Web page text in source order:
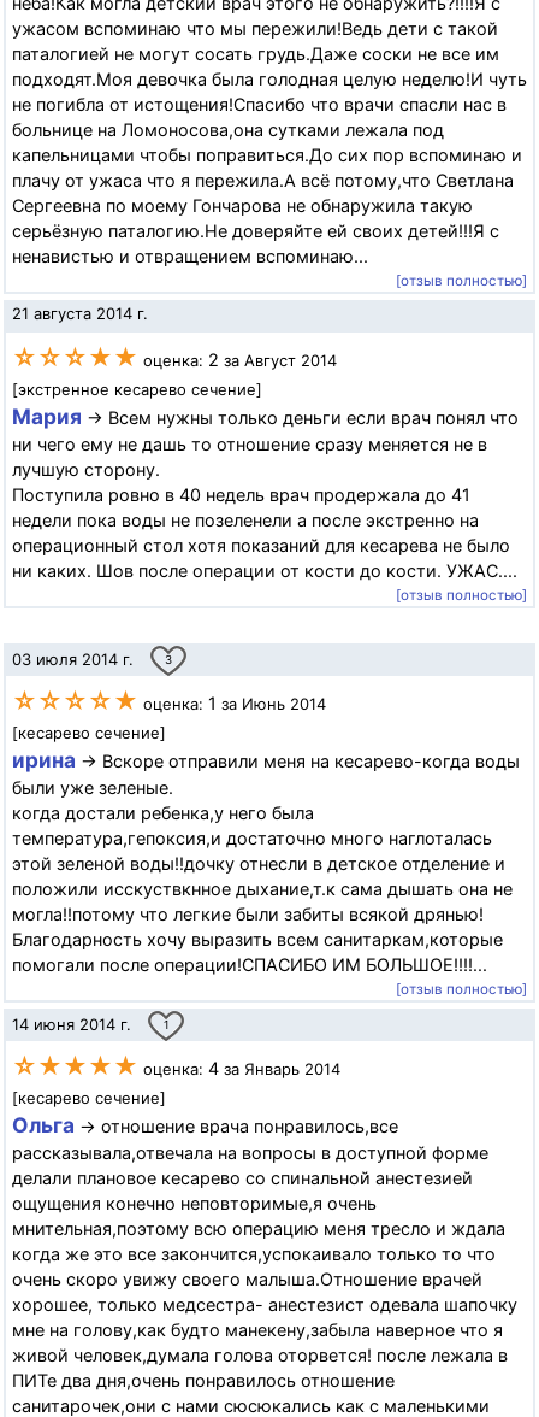
ужасом вспоминаю что мы пережили!Ведь дети с такой
паталогией не могут сосать грудь.Даже соски не все им
подходят.Моя девочка была голодная целую неделю!И чуть
не погибла от истощения!Спасибо что врачи спасли нас в
больнице на Ломоносова,она сутками лежала под
капельницами чтобы поправиться.До сих пор вспоминаю и
плачу от ужаса что я пережила.А всё потому,что Светлана
Сергеевна по моему Гончарова не обнаружила такую
серьёзную паталогию.Не доверяйте ей своих детей!!!Я с
ненавистью и отвращением вспоминаю...
[отзыв полностью]
21 августа 2014 г.
☆☆☆★★ оценка: 2 за Август 2014
[экстренное кесарево сечение]
Мария → Всем нужны только деньги если врач понял что
ни чего ему не дашь то отношение сразу меняется не в
лучшую сторону.
Поступила ровно в 40 недель врач продержала до 41
недели пока воды не позеленели а после экстренно на
операционный стол хотя показаний для кесарева не было
ни каких. Шов после операции от кости до кости. УЖАС....
[отзыв полностью]
03 июля 2014 г. 3
☆☆☆☆★ оценка: 1 за Июнь 2014
[кесарево сечение]
ирина → Вскоре отправили меня на кесарево-когда воды
были уже зеленые.
когда достали ребенка,у него была
температура,гепоксия,и достаточно много наглоталась
этой зеленой воды!!дочку отнесли в детское отделение и
положили исскуствкнное дыхание,т.к сама дышать она не
могла!!потому что легкие были забиты всякой дрянью!
Благодарность хочу выразить всем санитаркам,которые
помогали после операции!СПАСИБО ИМ БОЛЬШОЕ!!!!...
[отзыв полностью]
14 июня 2014 г. 1
☆★★★★ оценка: 4 за Январь 2014
[кесарево сечение]
Ольга → отношение врача понравилось,все
рассказывала,отвечала на вопросы в доступной форме
делали плановое кесарево со спинальной анестезией
ощущения конечно неповторимые,я очень
мнительная,поэтому всю операцию меня тресло и ждала
когда же это все закончится,успокаивало только то что
очень скоро увижу своего малыша.Отношение врачей
хорошее, только медсестра- анестезист одевала шапочку
мне на голову,как будто манекену,забыла наверное что я
живой человек,думала голова оторвется! после лежала в
ПИТе два дня,очень понравилось отношение
санитарочек,они с нами сюсюкались как с маленькими